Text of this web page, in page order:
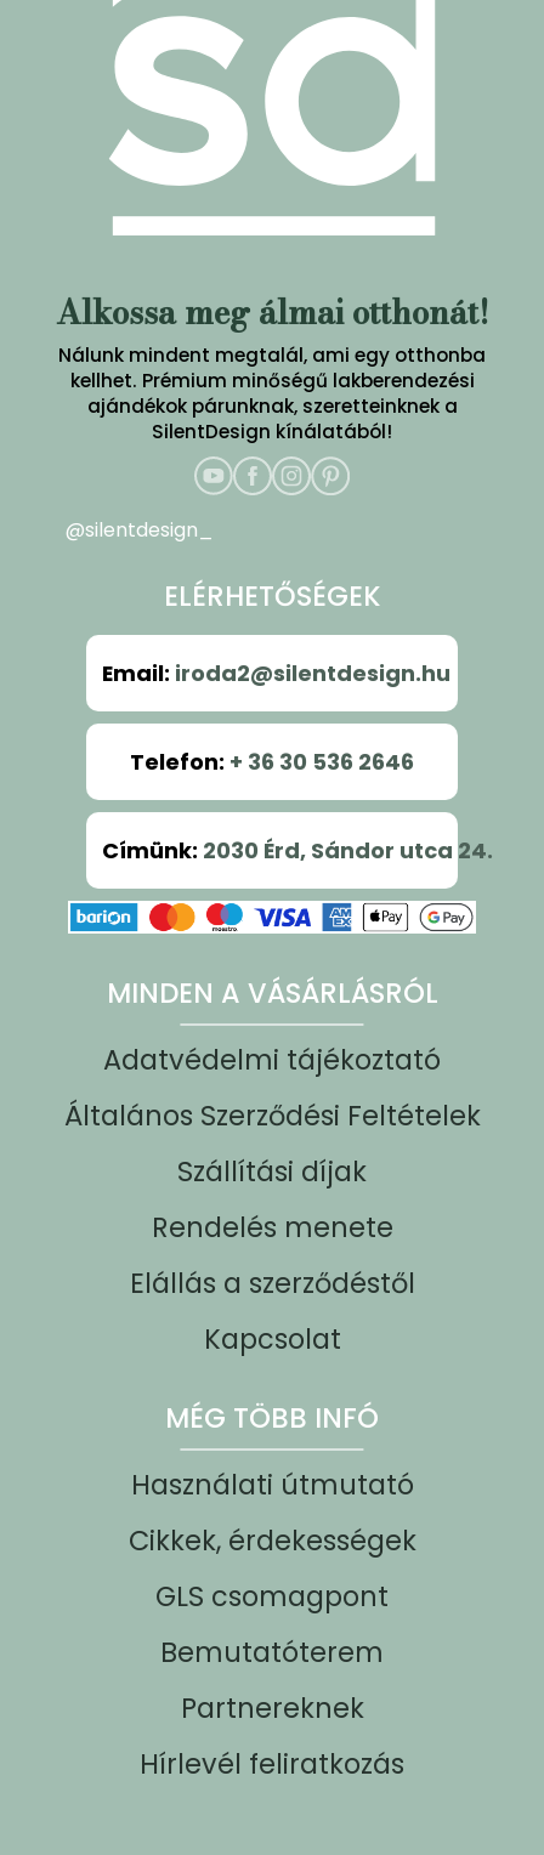
Alkossa meg álmai otthonát!
Nálunk mindent megtalál, ami egy otthonba
kellhet. Prémium minőségű lakberendezési
ajándékok párunknak, szeretteinknek a
SilentDesign kínálatából!
MINDEN A VÁSÁRLÁSRÓL
Adatvédelmi tájékoztató
Általános Szerződési Feltételek
Szállítási díjak
Rendelés menete
Elállás a szerződéstől
Kapcsolat
MÉG TÖBB INFÓ
Használati útmutató
Cikkek, érdekességek
GLS csomagpont
Bemutatóterem
Partnereknek
Hírlevél feliratkozás
@silentdesign_
ELÉRHETŐSÉGEK
Email: iroda2@silentdesign.hu
Telefon: + 36 30 536 2646
Címünk: 2030 Érd, Sándor utca 24.